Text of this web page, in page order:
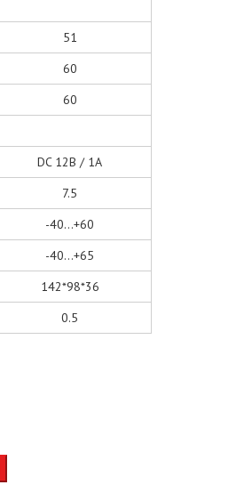
51
60
60
DC 12В / 1А
7.5
-40...+60
-40...+65
142*98*36
0.5